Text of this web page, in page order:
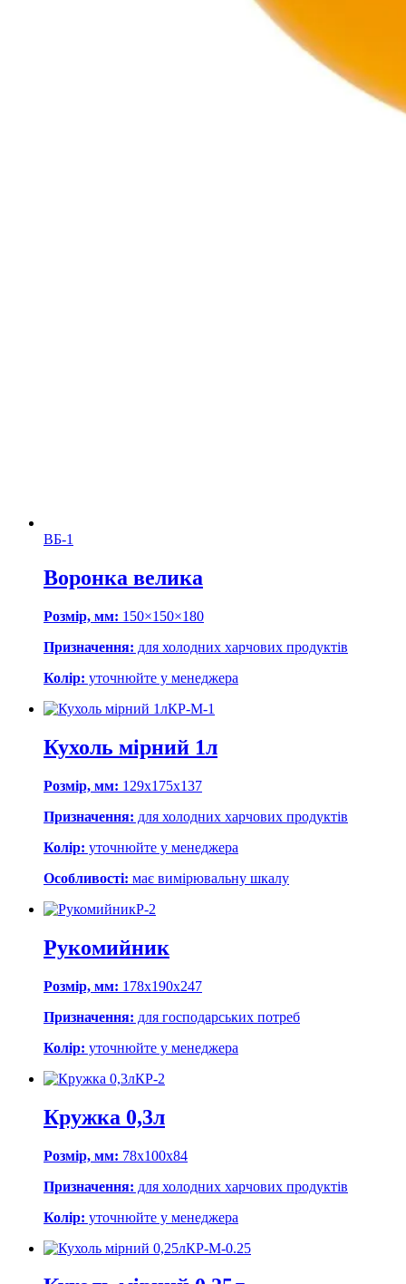
ВБ-1
Воронка велика
Розмір, мм: 150×150×180
Призначення: для холодних харчових продуктів
Колір: уточнюйте у менеджера
КР-М-1
Кухоль мірний 1л
Розмір, мм: 129х175х137
Призначення: для холодних харчових продуктів
Колір: уточнюйте у менеджера
Особливості: має вимірювальну шкалу
Р-2
Рукомийник
Розмір, мм: 178х190х247
Призначення: для господарських потреб
Колір: уточнюйте у менеджера
КР-2
Кружка 0,3л
Розмір, мм: 78х100х84
Призначення: для холодних харчових продуктів
Колір: уточнюйте у менеджера
КР-М-0.25